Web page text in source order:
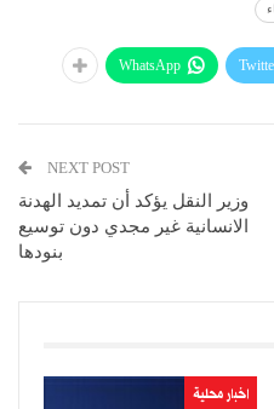
WhatsApp
NEXT POST
وزير النقل يؤكد أن تمديد الهدنة
الانسانية غير مجدي دون توسيع
بنودها
اخبار محلية